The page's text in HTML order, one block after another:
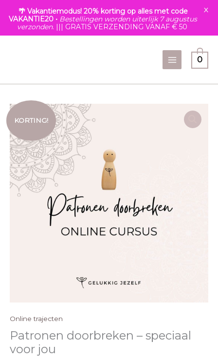
0
KORTING!
Online trajecten
Patronen doorbreken – speciaal
voor jou
Oorspronkelijke
prijs
was:
€130.00.
Huidige
prijs
is:
€79.00.
Patronen
doorbreken
-
speciaal
voor
jou
aantal
🌴 Vakantiemodus! 20% korting op alles met code
VAKANTIE20 • Bestellingen worden uiterlijk 7 augustus
verzonden. ||| GRATIS VERZENDING VANAF € 50
X